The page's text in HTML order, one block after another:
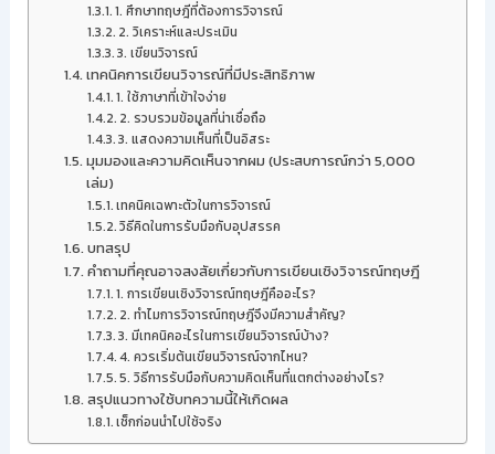
1. ศึกษาทฤษฎีที่ต้องการวิจารณ์
2. วิเคราะห์และประเมิน
3. เขียนวิจารณ์
เทคนิคการเขียนวิจารณ์ที่มีประสิทธิภาพ
1. ใช้ภาษาที่เข้าใจง่าย
2. รวบรวมข้อมูลที่น่าเชื่อถือ
3. แสดงความเห็นที่เป็นอิสระ
มุมมองและความคิดเห็นจากผม (ประสบการณ์กว่า 5,000
เล่ม)
เทคนิคเฉพาะตัวในการวิจารณ์
วิธีคิดในการรับมือกับอุปสรรค
บทสรุป
คำถามที่คุณอาจสงสัยเกี่ยวกับการเขียนเชิงวิจารณ์ทฤษฎี
1. การเขียนเชิงวิจารณ์ทฤษฎีคืออะไร?
2. ทำไมการวิจารณ์ทฤษฎีจึงมีความสำคัญ?
3. มีเทคนิคอะไรในการเขียนวิจารณ์บ้าง?
4. ควรเริ่มต้นเขียนวิจารณ์จากไหน?
5. วิธีการรับมือกับความคิดเห็นที่แตกต่างอย่างไร?
สรุปแนวทางใช้บทความนี้ให้เกิดผล
เช็กก่อนนำไปใช้จริง